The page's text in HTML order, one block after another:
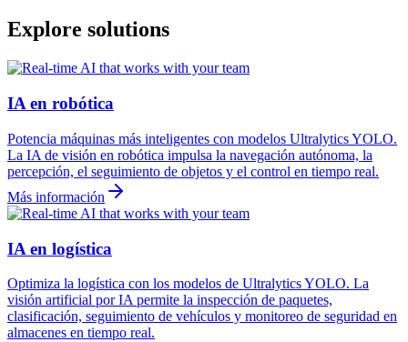
Explore solutions
IA en robótica
Potencia máquinas más inteligentes con modelos Ultralytics YOLO.
La IA de visión en robótica impulsa la navegación autónoma, la
percepción, el seguimiento de objetos y el control en tiempo real.
Más información
IA en logística
Optimiza la logística con los modelos de Ultralytics YOLO. La
visión artificial por IA permite la inspección de paquetes,
clasificación, seguimiento de vehículos y monitoreo de seguridad en
almacenes en tiempo real.